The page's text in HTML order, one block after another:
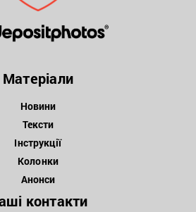
Матеріали
Новини
Тексти
Інструкції
Колонки
Анонси
контакти